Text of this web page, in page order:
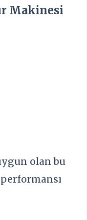
Makinesi
olan bu